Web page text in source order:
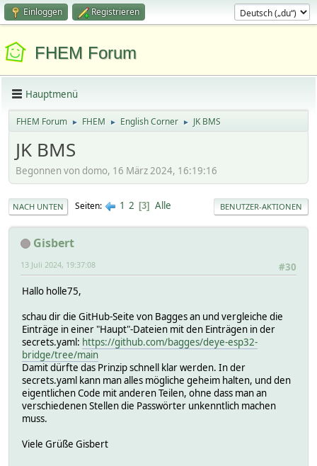
Einloggen Registrieren
FHEM Forum
Hauptmenü
FHEM Forum ► FHEM ► English Corner ► JK BMS
JK BMS
Begonnen von domo, 16 März 2024, 16:19:16
NACH UNTEN Seiten 1 2 3 Alle BENUTZER-AKTIONEN
Gisbert
#30
13 Juli 2024, 19:37:08
Hallo holle75,
schau dir die GitHub-Seite von Bagges an und vergleiche die
Einträge in einer "Haupt"-Dateien mit den Einträgen in der
secrets.yaml: https://github.com/bagges/deye-esp32-
bridge/tree/main
Damit dürfte das Prinzip schnell klar werden. In der
secrets.yaml kann man alles mögliche geheim halten, und den
eigentlichen Code mit anderen Teilen, ohne dass man an
verschiedenen Stellen die Passwörter unkenntlich machen
muss.
Viele Grüße Gisbert